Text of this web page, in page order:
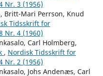
Nr. 3 (1956)
Britt-Mari Perrson, Knud
Tidsskrift for
Nr. 4 (1960)
Carl Holmberg,
, Nordisk Tidsskrift for
Nr. 2 (1956)
Johs Andenæs, Carl